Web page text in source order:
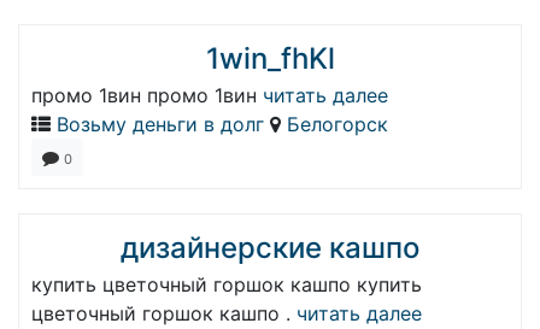
1win_fhKl
промо 1вин промо 1вин читать далее
Возьму деньги в долг
Белогорск
0
дизайнерские кашпо
купить цветочный горшок кашпо купить
цветочный горшок кашпо . читать далее